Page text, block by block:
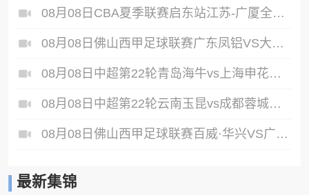
08月08日CBA夏季联赛启东站江苏-广厦全场录像
08月08日佛山西甲足球联赛广东凤铝VS大塘控股全场录像
08月08日中超第22轮青岛海牛vs上海申花全场录像
08月08日中超第22轮云南玉昆vs成都蓉城全场录像
08月08日佛山西甲足球联赛百威·华兴VS广州苏雅蔚雨堂全场录像
最新集锦